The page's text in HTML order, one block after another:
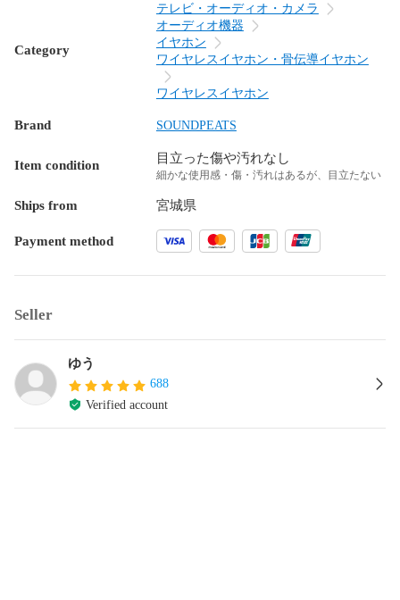
Category
テレビ・オーディオ・カメラ
オーディオ機器
イヤホン
ワイヤレスイヤホン・骨伝導イヤホン
ワイヤレスイヤホン
Brand SOUNDPEATS
Item condition 目立った傷や汚れなし
細かな使用感・傷・汚れはあるが、目立たない
Ships from 宮城県
Payment method
Seller
ゆう
688
Verified account